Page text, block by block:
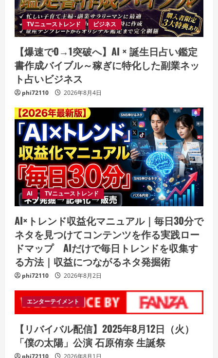
TVニューストレンド ビジネス
【爆速で0→1突破へ】AI × 誕生日占い鑑定
書作成バイブル～稼ぎに特化した副業ネッ
ト占いビジネス
phi72110 2026年8月4日
AI TVニューストレンド
AI×トレンド収益化マニュアル｜毎日30分で
ネタを見つけてコンテンツを作る実践ロー
ドマップ AIだけで毎日トレンドを収集す
る方法｜収益につながるネタ発掘術
phi72110 2026年8月2日
エンターテイメント
【リバイバル配信】2025年8月12日（火）
「僕の太陽」公演 石原侑奈 生誕祭
phi72110 2026年8月1日